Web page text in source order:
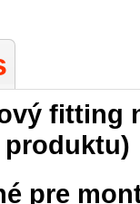
fitting
produktu)
pre